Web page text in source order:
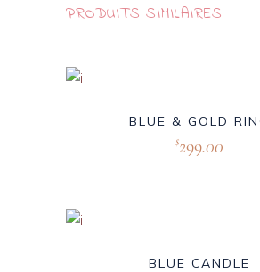
PRODUITS SIMILAIRES
BLUE & GOLD
$299.00
BLUE CANDLE